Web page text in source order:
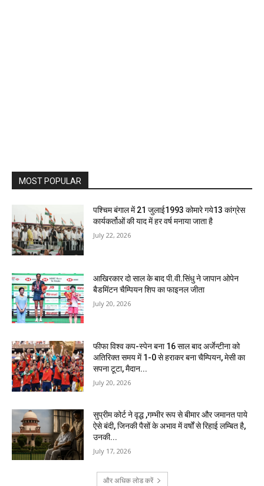
MOST POPULAR
पश्चिम बंगाल में 21 जुलाई1993 कोमारे गये13 कांग्रेस
कार्यकर्तोओं की याद में हर वर्ष मनाया जाता है
July 22, 2026
आखिरकार दो साल के बाद पी.वी.सिंधु ने जापान ओपेन
बैडमिंटन चैम्पियन शिप का फाइनल जीता
July 20, 2026
फीफा विश्व कप-स्पेन बना 16 साल बाद अर्जेन्टीना को
अतिरिक्त समय में 1-0 से हराकर बना चैम्पियन, मेसी का
सपना टूटा, मैदान...
July 20, 2026
सुप्रीम कोर्ट ने वृद्ध ,गम्भीर रूप से बीमार और जमानत पाये
ऐसे बंदी, जिनकी पैसों के अभाव में वर्षों से रिहाई लम्बित है,
उनकी...
July 17, 2026
और अधिक लोड करें